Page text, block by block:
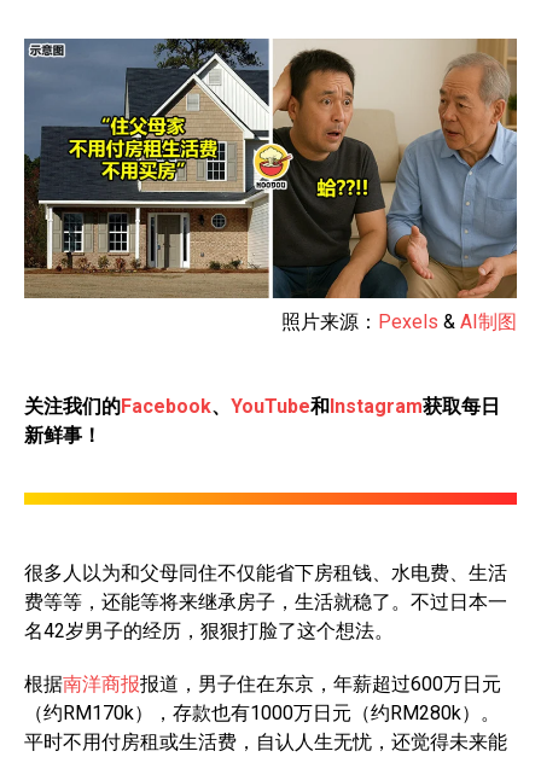
照片来源： Pexels & AI制图
关注我们的Facebook、 YouTube和Instagram获取每日
新鲜事！
很多人以为和父母同住不仅能省下房租钱、水电费、生活
费等等，还能等将来继承房子，生活就稳了。不过日本一
名42岁男子的经历，狠狠打脸了这个想法。
根据南洋商报报道，男子住在东京，年薪超过600万日元
（约RM170k），存款也有1000万日元（约RM280k）。
平时不用付房租或生活费，自认人生无忧，还觉得未来能